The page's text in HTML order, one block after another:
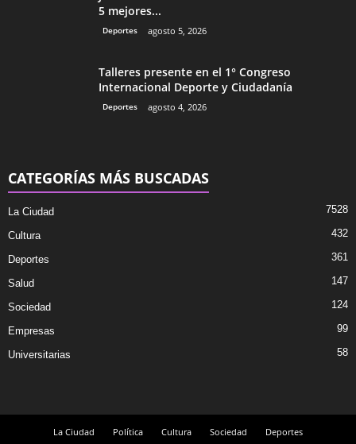
5 mejores...
Deportes agosto 5, 2026
Talleres presente en el 1° Congreso
Internacional Deporte y Ciudadanía
Deportes agosto 4, 2026
CATEGORÍAS MÁS BUSCADAS
La Ciudad 7528
Cultura 432
Deportes 361
Salud 147
Sociedad 124
Empresas 99
Universitarias 58
La Ciudad Política Cultura Sociedad Deportes